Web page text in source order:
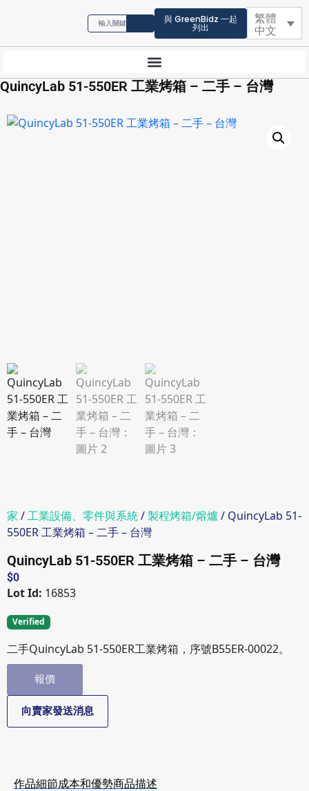
與 GreenBidz 一起
列出
繁體
中文
QuincyLab 51-550ER 工業烤箱 – 二手 – 台灣
家 /工業設備、零件與系統/製程烤箱/熔爐/ QuincyLab 51-
550ER 工業烤箱 – 二手 – 台灣
QuincyLab 51-550ER 工業烤箱 – 二手 – 台灣
$0
Lot Id: 16853
Verified
二手QuincyLab 51-550ER工業烤箱，序號B55ER-00022。
報價
向賣家發送消息
作品細節成本和優勢商品描述